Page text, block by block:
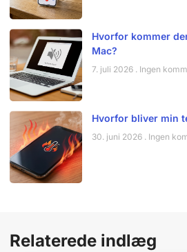
Hvorfor kommer
Mac?
7. juli 2026 Ingen
Hvorfor bliver min
30. juni 2026 Ingen
Relaterede indlæg